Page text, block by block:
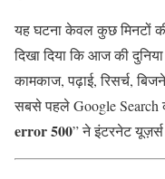
यह घटना केवल कुछ मिनटों
दिखा दिया कि आज की
कामकाज, पढ़ाई, रिसर्च,
सबसे पहले Google Search
error 500” ने इंटरनेट यूज़र्स